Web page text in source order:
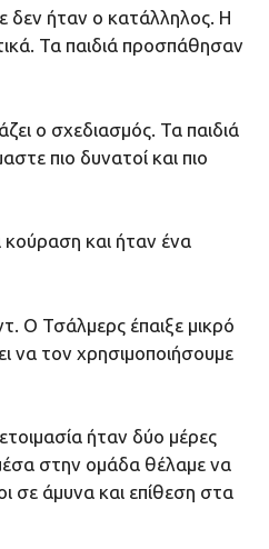
δεν ήταν ο κατάλληλος. Η
Τα παιδιά προσπάθησαν
ο σχεδιασμός. Τα παιδιά
πιο δυνατοί και πιο
κούραση και ήταν ένα
Ο Τσάλμερς έπαιξε μικρό
να τον χρησιμοποιήσουμε
ήταν δύο μέρες
στην ομάδα θέλαμε να
σε άμυνα και επίθεση στα